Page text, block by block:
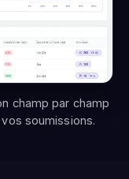
champ par champ
soumissions.